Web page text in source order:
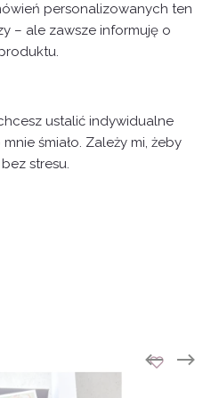
personalizowanych ten
– ale zawsze informuję o
ustalić indywidualne
śmiało. Zależy mi, żeby
stresu.